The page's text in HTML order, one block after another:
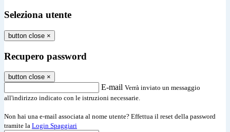
Seleziona utente
button close ×
Recupero password
button close ×
E-mail Verrà inviato un messaggio
all'indirizzo indicato con le istruzioni necessarie.
Non hai una e-mail associata al nome utente? Effettua il reset della password
tramite la Login Spaggiari